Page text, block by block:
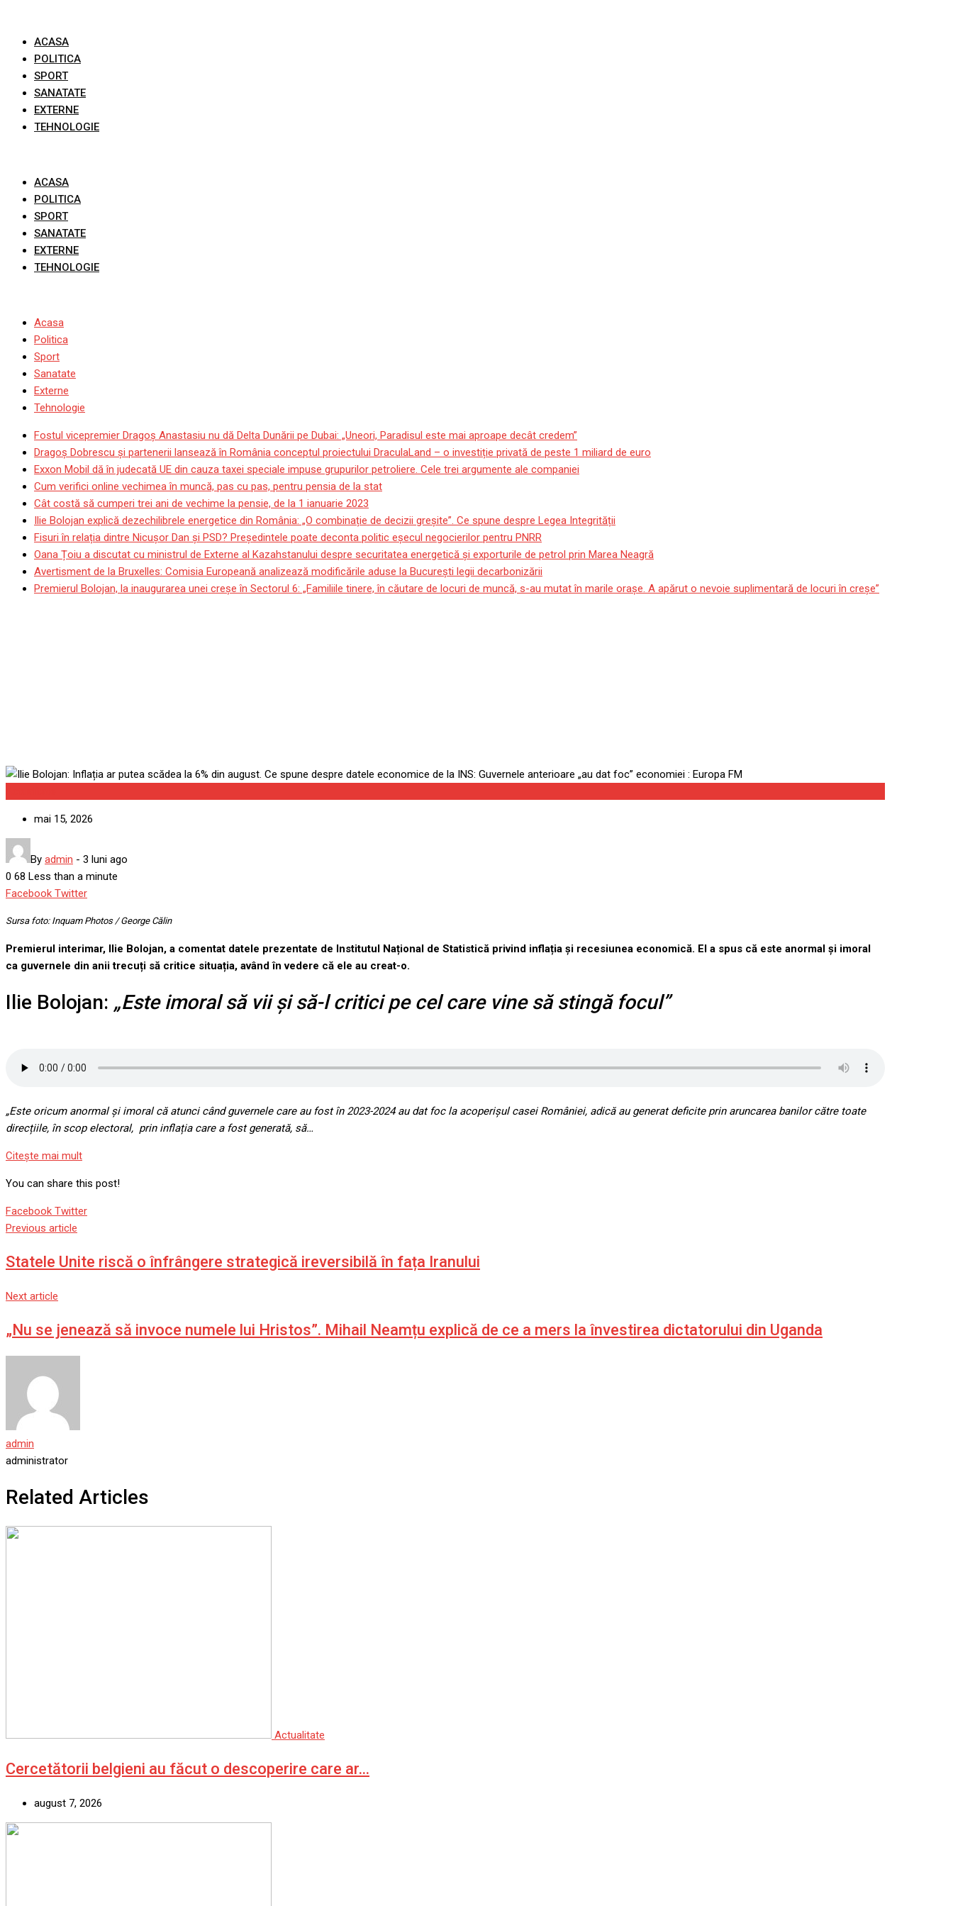
contentACASA
POLITICA
SPORT
SANATATE
EXTERNE
TEHNOLOGIE
ACASA
POLITICA
SPORT
SANATATE
EXTERNE
TEHNOLOGIE
Acasa
Politica
Sport
Sanatate
Externe
Tehnologie
Fostul vicepremier Dragoș Anastasiu nu dă Delta Dunării pe Dubai: „Uneori, Paradisul este mai aproape decât credem”
Dragoş Dobrescu şi partenerii lansează în România conceptul proiectului DraculaLand – o investiție privată de peste 1 miliard de euro
Exxon Mobil dă în judecată UE din cauza taxei speciale impuse grupurilor petroliere. Cele trei argumente ale companiei
Cum verifici online vechimea în muncă, pas cu pas, pentru pensia de la stat
Cât costă să cumperi trei ani de vechime la pensie, de la 1 ianuarie 2023
Ilie Bolojan explică dezechilibrele energetice din România: „O combinație de decizii greșite”. Ce spune despre Legea Integrității
Fisuri în relația dintre Nicușor Dan și PSD? Președintele poate deconta politic eșecul negocierilor pentru PNRR
Oana Țoiu a discutat cu ministrul de Externe al Kazahstanului despre securitatea energetică și exporturile de petrol prin Marea Neagră
Avertisment de la Bruxelles: Comisia Europeană analizează modificările aduse la București legii decarbonizării
Premierul Bolojan, la inaugurarea unei creșe în Sectorul 6: „Familiile tinere, în căutare de locuri de muncă, s-au mutat în marile orașe. A apărut o nevoie suplimentară de locuri în creșe”
mai 15, 2026
By admin - 3 luni ago
0 68 Less than a minute
Facebook TwitterGoogle+
LinkedIn
Whatsapp
StumbleUpon
Tumblr
Pinterest
Reddit
Share
Email
Print
Sursa foto: Inquam Photos / George Călin
Premierul interimar, Ilie Bolojan, a comentat datele prezentate de Institutul Național de Statistică privind inflația și recesiunea economică. El a spus că este anormal și imoral
ca guvernele din anii trecuți să critice situația, având în vedere că ele au creat-o.
Ilie Bolojan: „Este imoral să vii și să-l critici pe cel care vine să stingă focul”
„Este oricum anormal și imoral că atunci când guvernele care au fost în 2023-2024 au dat foc la acoperișul casei României, adică au generat deficite prin aruncarea banilor către toate
direcțiile, în scop electoral, prin inflația care a fost generată, să…
Citeşte mai mult
You can share this post!
Facebook TwitterGoogle+
LinkedIn
Whatsapp
StumbleUpon
Tumblr
Pinterest
Reddit
Share
Print
Previous article
Statele Unite riscă o înfrângere strategică ireversibilă în fața Iranului
Next article
„Nu se jenează să invoce numele lui Hristos”. Mihail Neamțu explică de ce a mers la învestirea dictatorului din Uganda
admin
administrator
Related Articles
Actualitate
Cercetătorii belgieni au făcut o descoperire care ar…
august 7, 2026